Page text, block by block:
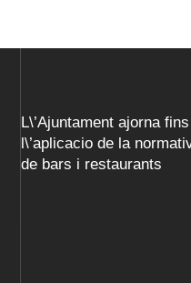
L\’Ajuntament ajorna
l\’aplicacio de la
de bars i restaurants